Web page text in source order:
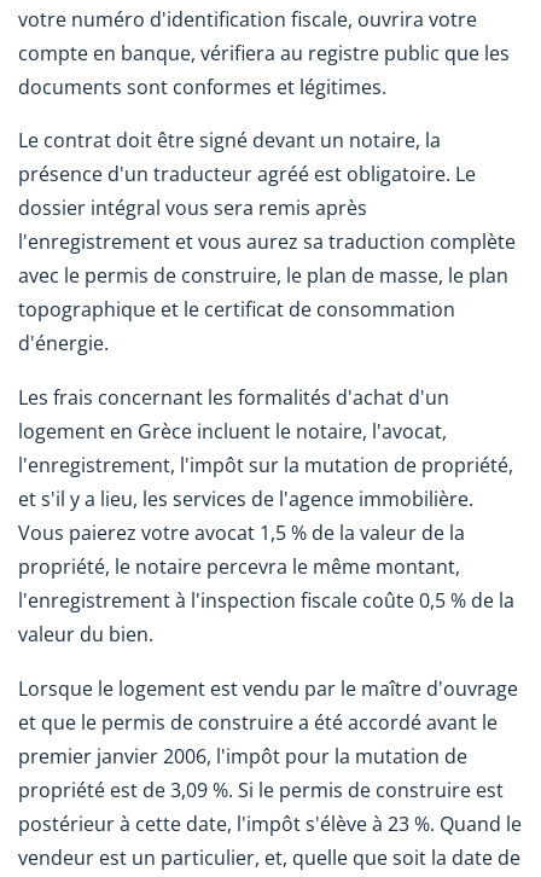
votre numéro d'identification fiscale, ouvrira votre
compte en banque, vérifiera au registre public que les
documents sont conformes et légitimes.
Le contrat doit être signé devant un notaire, la
présence d'un traducteur agréé est obligatoire. Le
dossier intégral vous sera remis après
l'enregistrement et vous aurez sa traduction complète
avec le permis de construire, le plan de masse, le plan
topographique et le certificat de consommation
d'énergie.
Les frais concernant les formalités d'achat d'un
logement en Grèce incluent le notaire, l'avocat,
l'enregistrement, l'impôt sur la mutation de propriété,
et s'il y a lieu, les services de l'agence immobilière.
Vous paierez votre avocat 1,5 % de la valeur de la
propriété, le notaire percevra le même montant,
l'enregistrement à l'inspection fiscale coûte 0,5 % de la
valeur du bien.
Lorsque le logement est vendu par le maître d'ouvrage
et que le permis de construire a été accordé avant le
premier janvier 2006, l'impôt pour la mutation de
propriété est de 3,09 %. Si le permis de construire est
postérieur à cette date, l'impôt s'élève à 23 %. Quand le
vendeur est un particulier, et, quelle que soit la date de